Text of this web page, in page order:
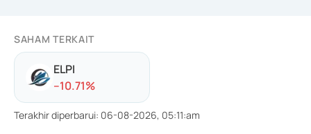
SAHAM TERKAIT
ELPI
--10.71%
Terakhir diperbarui: 06-08-2026, 05:11:am